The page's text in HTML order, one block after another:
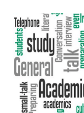
ইংরেজি
লিঙ্গুয়া
ফ্রাঙ্কা-
ই,
‘প্রযুক্তি’